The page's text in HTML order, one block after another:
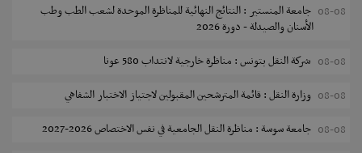
08-08 جامعة المنستير : النتائج النهائية للمناظرة الموحدة لشعب الطب وطب
الأسنان والصيدلة - دورة 2026
08-08 شركة النقل بتونس : مناظرة خارجية لانتداب 580 عونا
08-08 وزارة النقل : قائمة المترشحين المقبولين لاجتياز الاختبار الشفاهي
08-08 جامعة سوسة : مناظرة النقل الجامعية في نفس الاختصاص 2026-2027